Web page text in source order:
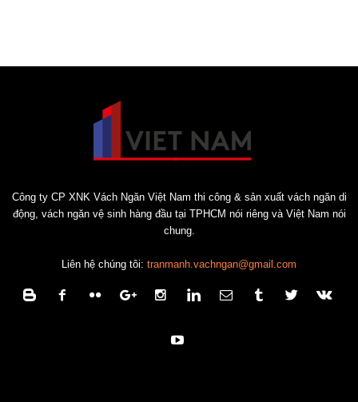
Công ty CP XNK Vách Ngăn Việt Nam thi công & sản xuất vách ngăn di
động, vách ngăn vệ sinh hàng đầu tại TPHCM nói riêng và Việt Nam nói
chung.
Liên hệ chúng tôi: tranmanh.vachngan@gmail.com